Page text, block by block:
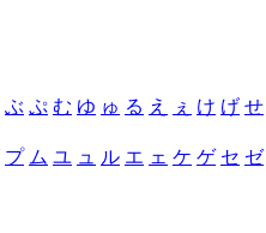
ぶ ぷ む ゆ ゅ る え ぇ け げ せ
プ ム ユ ュ ル エ ェ ケ ゲ セ ゼ